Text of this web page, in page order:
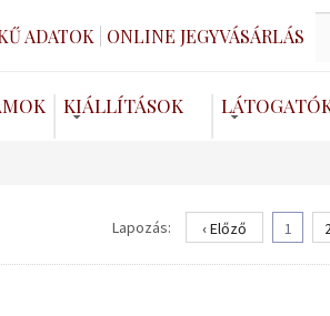
ADATOK ONLINE JEGYVÁSÁRLÁS
KIÁLLÍTÁSOK
Lapozás: ‹ Előző 1